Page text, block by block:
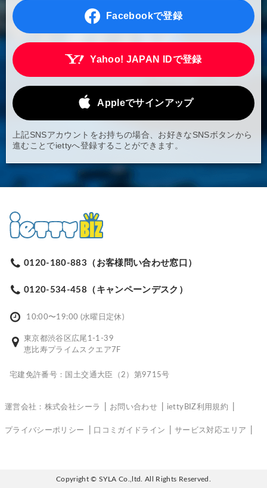
Facebookで登録
Yahoo! JAPAN IDで登録
Appleでサインアップ
上記SNSアカウントをお持ちの場合、お好きなSNSボタンから
進むことでiettyへ登録することができます。
0120-180-883（お客様問い合わせ窓口）
0120-534-458（キャンペーンデスク）
10:00〜19:00 (水曜日定休)
東京都渋谷区広尾1-1-39
恵比寿プライムスクエア7F
宅建免許番号：国土交通大臣（2）第9715号
運営会社：株式会社シーラ お問い合わせ iettyBIZ利用規約
プライバシーポリシー 口コミガイドライン サービス対応エリア
Copyright © SYLA Co.,ltd. All Rights Reserved.